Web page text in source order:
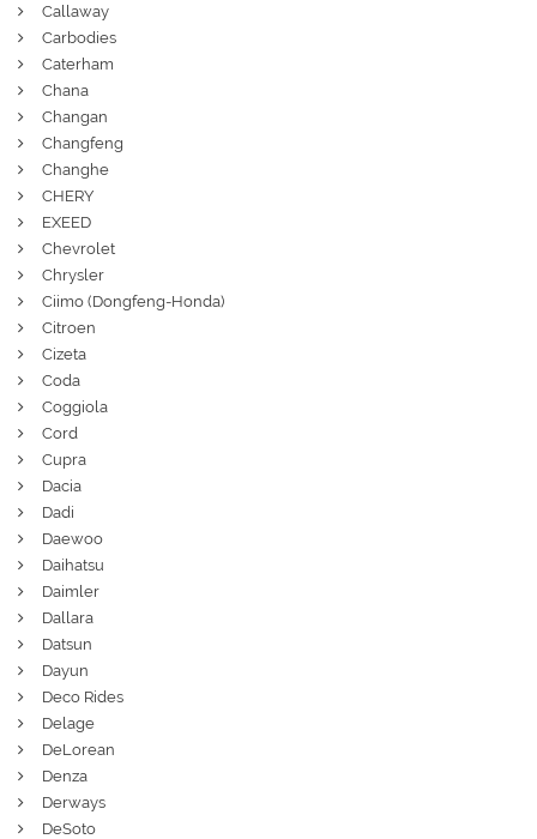
Callaway
Carbodies
Caterham
Chana
Changan
Changfeng
Changhe
CHERY
EXEED
Chevrolet
Chrysler
Ciimo (Dongfeng-Honda)
Citroen
Cizeta
Coda
Coggiola
Cord
Cupra
Dacia
Dadi
Daewoo
Daihatsu
Daimler
Dallara
Datsun
Dayun
Deco Rides
Delage
DeLorean
Denza
Derways
DeSoto